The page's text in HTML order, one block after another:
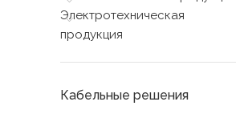
Электротехническая
продукция
Кабельные решения